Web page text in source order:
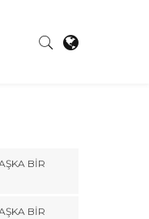
BİR
BİR